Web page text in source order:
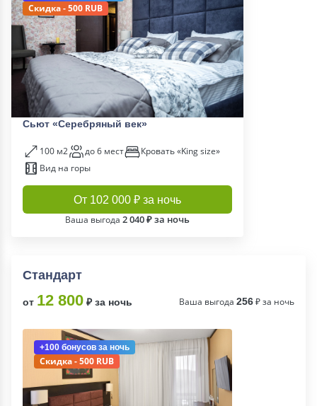
Скидка - 500 RUB
Сьют «Серебряный век»
100 м2 до 6 мест
Кровать «King size»
Вид на горы
От 102 000 ₽ за ночь
Ваша выгода 2 040 ₽ за ночь
Стандарт
от 12 800 ₽ за ночь Ваша выгода 256₽ за ночь
+100 бонусов за ночь
Скидка - 500 RUB